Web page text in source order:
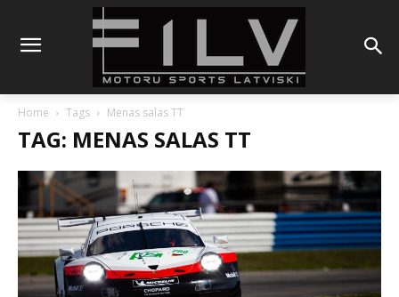
Home Tags Menas salas TT
TAG: MENAS SALAS TT